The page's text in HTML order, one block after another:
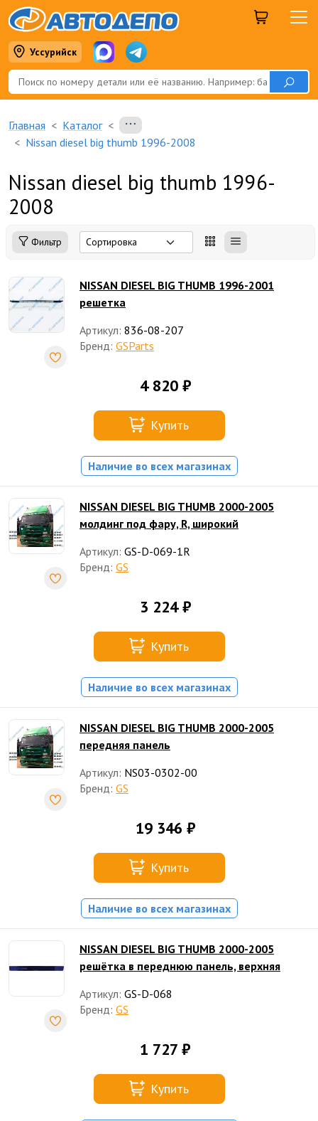
Уссурийск
Главная
Каталог
Nissan diesel big thumb 1996-2008
Nissan diesel big thumb 1996-
2008
Фильтр
NISSAN DIESEL BIG THUMB 1996-2001
решетка
Артикул: 836-08-207
Бренд: GSParts
4 820 ₽
Купить
Наличие во всех магазинах
NISSAN DIESEL BIG THUMB 2000-2005
молдинг под фару, R, широкий
Артикул: GS-D-069-1R
Бренд: GS
3 224 ₽
Купить
Наличие во всех магазинах
NISSAN DIESEL BIG THUMB 2000-2005
передняя панель
Артикул: NS03-0302-00
Бренд: GS
19 346 ₽
Купить
Наличие во всех магазинах
NISSAN DIESEL BIG THUMB 2000-2005
решётка в переднюю панель, верхняя
Артикул: GS-D-068
Бренд: GS
1 727 ₽
Купить